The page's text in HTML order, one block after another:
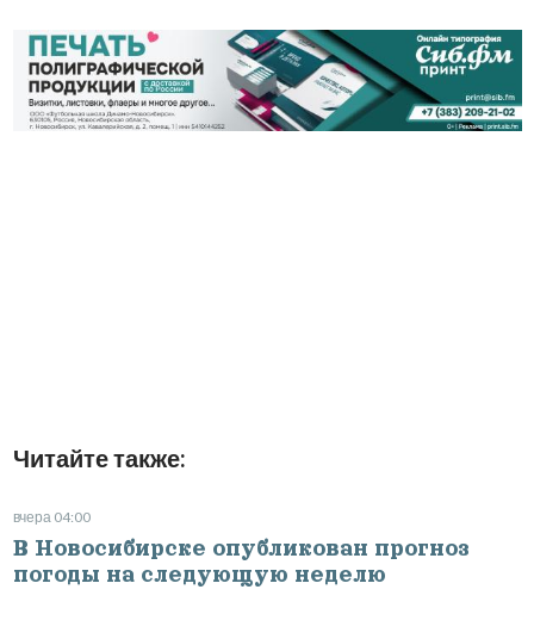
Читайте также:
вчера 04:00
В Новосибирске опубликован прогноз
погоды на следующую неделю